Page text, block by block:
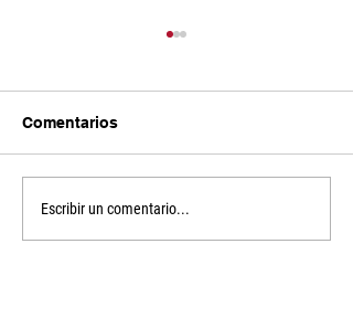
EXTREMOS
CLIMÁTICOS, CUIDADO
Comentarios
Escribir un comentario...